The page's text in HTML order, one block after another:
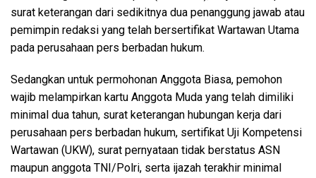
surat keterangan dari sedikitnya dua penanggung jawab atau
pemimpin redaksi yang telah bersertifikat Wartawan Utama
pada perusahaan pers berbadan hukum.
Sedangkan untuk permohonan Anggota Biasa, pemohon
wajib melampirkan kartu Anggota Muda yang telah dimiliki
minimal dua tahun, surat keterangan hubungan kerja dari
perusahaan pers berbadan hukum, sertifikat Uji Kompetensi
Wartawan (UKW), surat pernyataan tidak berstatus ASN
maupun anggota TNI/Polri, serta ijazah terakhir minimal